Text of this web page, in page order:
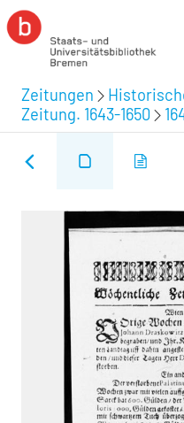
Zeitungen
Zeitung. 1643-1650